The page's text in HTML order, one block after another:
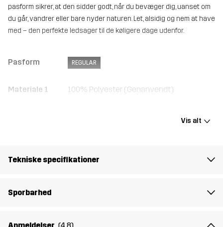
pasform sikrer, at den sidder godt, når du bevæger dig, uanset om
du går, vandrer eller bare nyder naturen. Let, alsidig og nem at have
med – den perfekte ledsager til de køligere dage udenfor.
Pasform REGULAR
Materiale 1 100% Polyester (Genanvendt)
Vis alt
Tekniske specifikationer
Sporbarhed